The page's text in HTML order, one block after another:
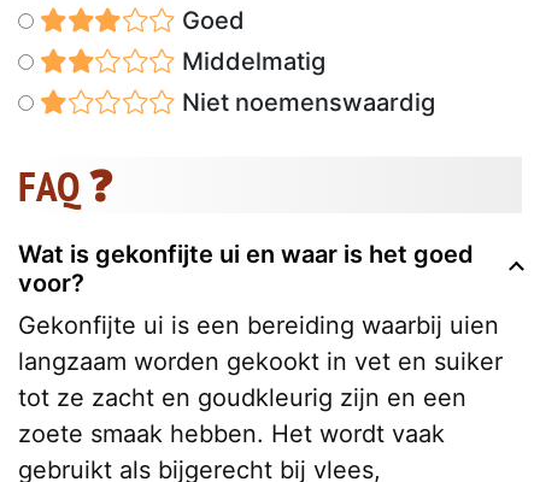
Goed
Middelmatig
Niet noemenswaardig
FAQ ❓
Wat is gekonfijte ui en waar is het goed
voor?
Gekonfijte ui is een bereiding waarbij uien
langzaam worden gekookt in vet en suiker
tot ze zacht en goudkleurig zijn en een
zoete smaak hebben. Het wordt vaak
gebruikt als bijgerecht bij vlees,